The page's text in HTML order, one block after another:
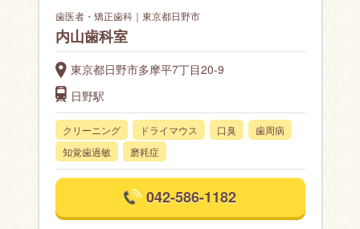
歯医者・矯正歯科｜東京都日野市
内山歯科室
東京都日野市多摩平7丁目20-9
日野駅
クリーニング ドライマウス 口臭
歯周病
知覚歯過敏
磨耗症
042-586-1182